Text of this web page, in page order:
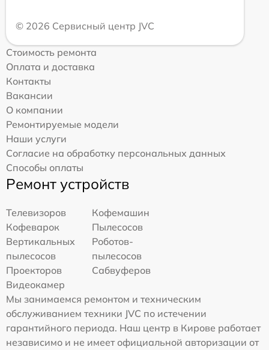
© 2026 Сервисный центр JVC
Стоимость ремонта
Оплата и доставка
Контакты
Вакансии
О компании
Ремонтируемые модели
Наши услуги
Согласие на обработку персональных данных
Способы оплаты
Ремонт устройств
Телевизоров
Кофемашин
Кофеварок
Пылесосов
Вертикальных
пылесосов
Роботов-
пылесосов
Проекторов
Сабвуферов
Видеокамер
Мы занимаемся ремонтом и техническим
обслуживанием техники JVC по истечении
гарантийного периода. Наш центр в Кирове работает
независимо и не имеет официальной авторизации от